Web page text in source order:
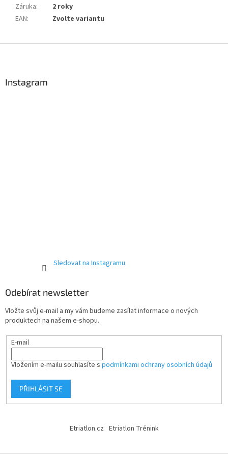
Záruka:
2 roky
EAN: Zvolte variantu
Instagram
Sledovat na Instagramu
Odebírat newsletter
Vložte svůj e-mail a my vám budeme zasílat informace o nových
produktech na našem e-shopu.
E-mail
Vložením e-mailu souhlasíte s podmínkami ochrany osobních údajů
PŘIHLÁSIT SE
Etriatlon.cz Etriatlon Trénink